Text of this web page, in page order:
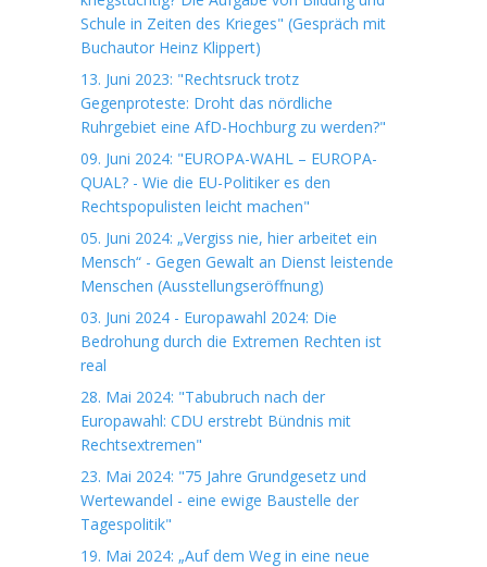
Schule in Zeiten des Krieges" (Gespräch mit
Buchautor Heinz Klippert)
13. Juni 2023: "Rechtsruck trotz
Gegenproteste: Droht das nördliche
Ruhrgebiet eine AfD-Hochburg zu werden?"
09. Juni 2024: "EUROPA-WAHL – EUROPA-
QUAL? - Wie die EU-Politiker es den
Rechtspopulisten leicht machen"
05. Juni 2024: „Vergiss nie, hier arbeitet ein
Mensch“ - Gegen Gewalt an Dienst leistende
Menschen (Ausstellungseröffnung)
03. Juni 2024 - Europawahl 2024: Die
Bedrohung durch die Extremen Rechten ist
real
28. Mai 2024: "Tabubruch nach der
Europawahl: CDU erstrebt Bündnis mit
Rechtsextremen"
23. Mai 2024: "75 Jahre Grundgesetz und
Wertewandel - eine ewige Baustelle der
Tagespolitik"
19. Mai 2024: „Auf dem Weg in eine neue